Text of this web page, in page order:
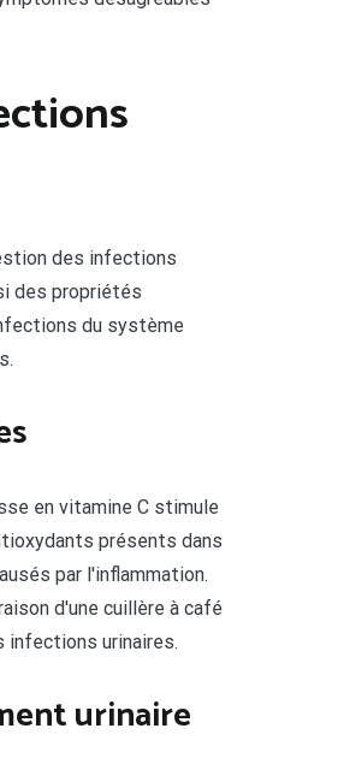
des infections
des propriétés
du système
en vitamine C stimule
présents dans
par l'inflammation.
d'une cuillère à café
infections urinaires.
urinaire